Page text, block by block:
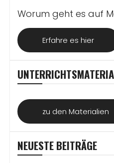
Worum geht es auf
Erfahre es hier
zu den Materialien
NEUESTE BEITRÄGE